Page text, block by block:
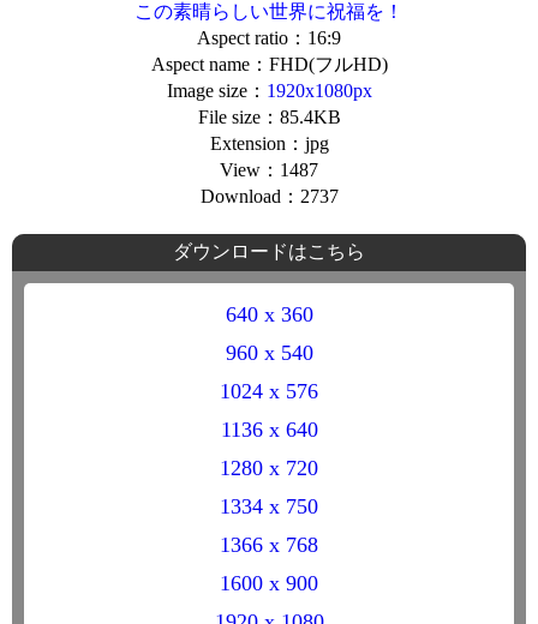
この素晴らしい世界に祝福を！
Aspect ratio：16:9
Aspect name：FHD(フルHD)
Image size： 1920x1080px
File size：85.4KB
Extension：jpg
View：1487
Download：2737
ダウンロードはこちら
640 x 360
960 x 540
1024 x 576
1136 x 640
1280 x 720
1334 x 750
1366 x 768
1600 x 900